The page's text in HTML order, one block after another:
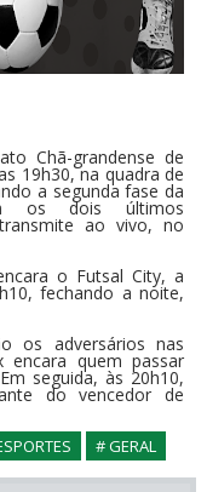
Chã-grandense de
19h30, na quadra de
a segunda fase da
os dois últimos
ao vivo, no
o Futsal City, a
fechando a noite,
os adversários nas
encara quem passar
seguida, às 20h10,
do vencedor de
# GERAL